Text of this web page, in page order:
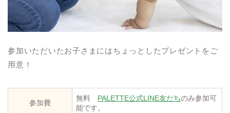
参加いただいたお子さまにはちょっとしたプレゼントをご
用意！
参加費
無料 PALETTE公式LINE友だちのみ参加可
能です。